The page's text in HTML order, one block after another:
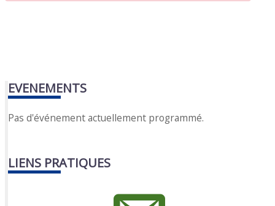
EVENEMENTS
Pas d'événement actuellement programmé.
LIENS PRATIQUES